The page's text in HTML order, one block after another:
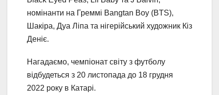
номінанти на Греммі Bangtan Boy (BTS),
Шакіра, Дуа Ліпа та нігерійський художник Кіз
Деніє.
Нагадаємо, чемпіонат світу з футболу
відбудеться з 20 листопада до 18 грудня
2022 року в Катарі.